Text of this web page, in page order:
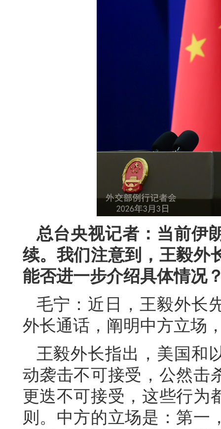
总台央视记者：当前伊
续。我们注意到，王毅外
能否进一步介绍具体情况
毛宁：近日，王毅外长
外长通话，阐明中方立场
王毅外长指出，美国和
动袭击不可接受，公然击
更迭不可接受，这些行为
则。中方的立场是：第一